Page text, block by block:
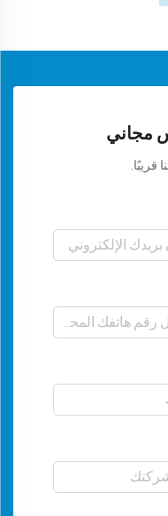
مجاني
قريبًا.